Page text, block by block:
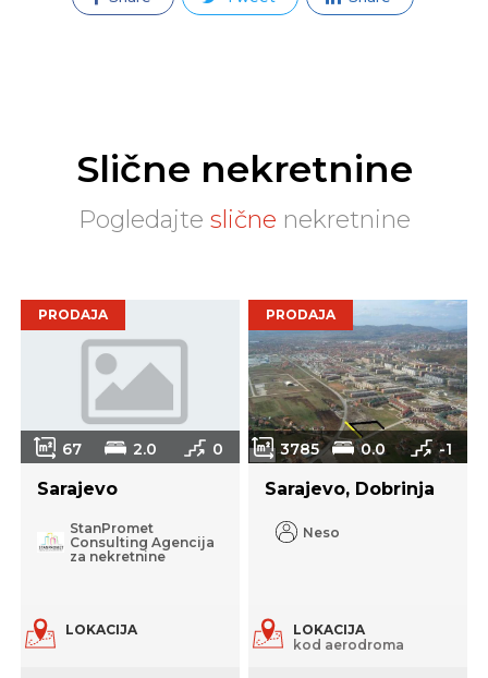
Slične nekretnine
Pogledajte slične nekretnine
PRODAJA
67 2.0 0
Sarajevo
StanPromet
Consulting Agencija
za nekretnine
LOKACIJA
PRODAJA
3785 0.0 -1
Sarajevo, Dobrinja
Neso
LOKACIJA
kod aerodroma